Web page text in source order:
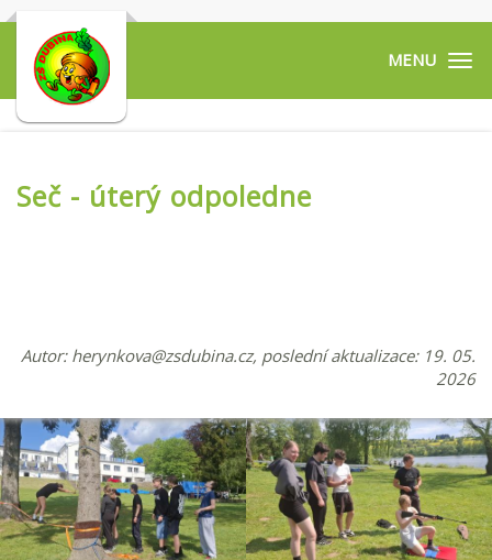
Seč - úterý odpoledne
Autor: herynkova@zsdubina.cz, poslední aktualizace: 19. 05.
2026